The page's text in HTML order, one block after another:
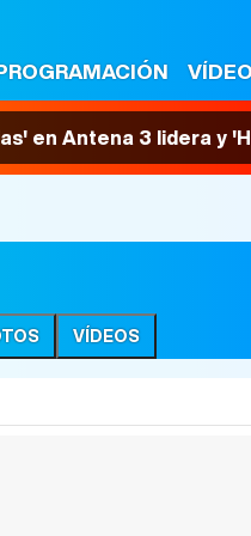
en Antena 3 lidera y
VÍDEOS